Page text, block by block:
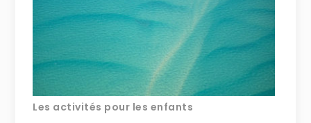
Les activités pour les enfants